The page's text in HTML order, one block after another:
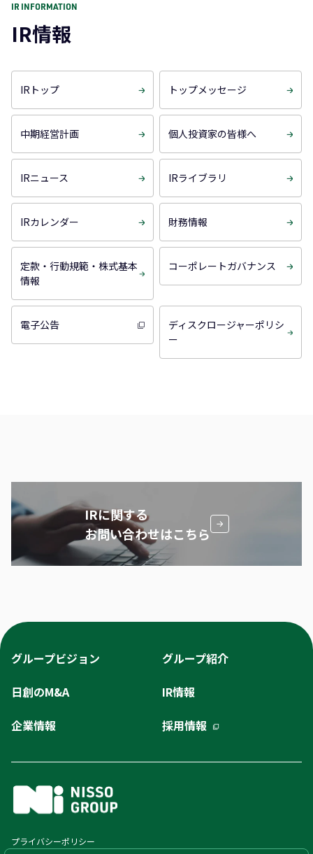
IR INFORMATION
IR情報
IRトップ トップメッセージ
中期経営計画 個人投資家の皆様へ
IRニュース IRライブラリ
IRカレンダー 財務情報
定款・行動規範・株式基本
情報
コーポレートガバナンス
電子公告
ディスクロージャーポリシ
ー
IRに関する
お問い合わせはこちら
グループビジョン
グループ紹介
日創のM&A
IR情報
企業情報
採用情報
プライバシーポリシー